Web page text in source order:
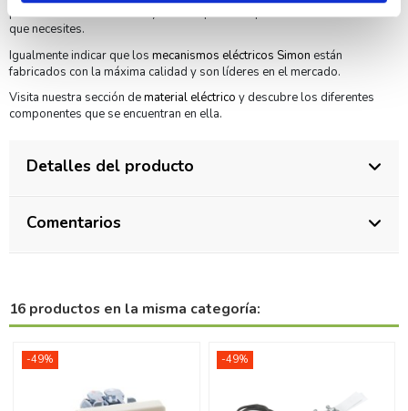
profesionales en el sector y nuestro personal podrá asesorarte en lo
que necesites.
Igualmente indicar que los mecanismos eléctricos Simon están
fabricados con la máxima calidad y son líderes en el mercado.
Visita nuestra sección dematerial eléctrico y descubre los diferentes
componentes que se encuentran en ella.
Detalles del producto
Comentarios
16 productos en la misma categoría:
-49% -49%